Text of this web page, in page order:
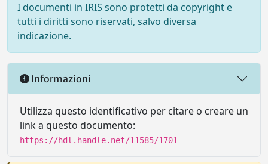
I documenti in IRIS sono protetti da copyright e
tutti i diritti sono riservati, salvo diversa
indicazione.
Informazioni
Utilizza questo identificativo per citare o creare un
link a questo documento:
https://hdl.handle.net/11585/1701